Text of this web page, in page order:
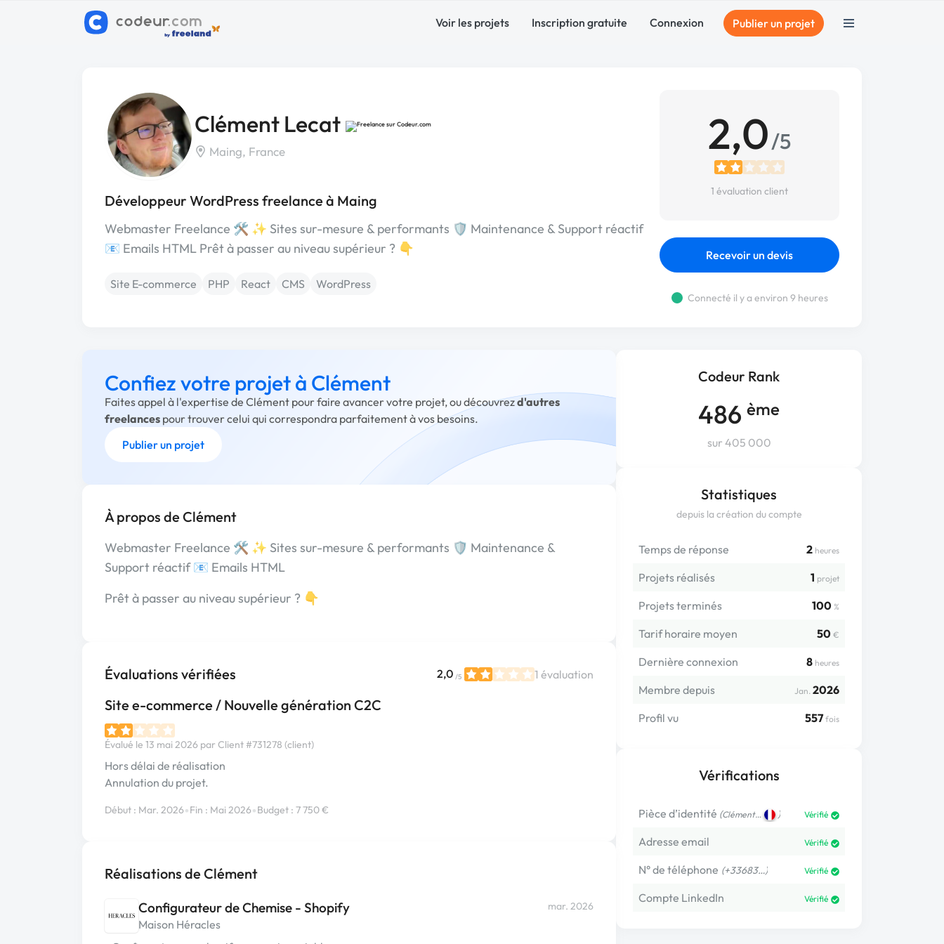
Voir les projets Inscription gratuite Connexion Publier un projet
Clément Lecat
Maing, France
Développeur WordPress freelance à Maing
Webmaster Freelance 🛠️ ✨ Sites sur-mesure & performants 🛡️ Maintenance & Support réactif
📧 Emails HTML Prêt à passer au niveau supérieur ? 👇
Site E-commerce PHP React CMS WordPress
2,0/5
1 évaluation client
Recevoir un devis
Connecté il y a environ 9 heures
Codeur Rank
486 ème
sur 405 000
Statistiques
depuis la création du compte
Temps de réponse 2 heures
Projets réalisés 1 projet
Projets terminés 100 %
Tarif horaire moyen 50 €
Dernière connexion 8 heures
Membre depuis Jan. 2026
Profil vu
557 fois
Vérifications
Pièce d’identité (Clément… ) Vérifié
Adresse email Vérifié
N° de téléphone (+33683…) Vérifié
Compte LinkedIn Vérifié
Confiez votre projet à Clément
Faites appel à l'expertise de Clément pour faire avancer votre projet, ou découvrezd'autres
freelances pour trouver celui qui correspondra parfaitement à vos besoins.
Publier un projet
À propos de Clément
Webmaster Freelance 🛠️ ✨ Sites sur-mesure & performants 🛡️ Maintenance &
Support réactif 📧 Emails HTML
Prêt à passer au niveau supérieur ? 👇
Évaluations vérifiées 2,0 /5 1 évaluation
Site e-commerce / Nouvelle génération C2C
Évalué le 13 mai 2026 par Client #731278 (client)
Hors délai de réalisation
Annulation du projet.
Début : Mar. 2026•Fin : Mai 2026•Budget : 7 750 €
Réalisations de Clément
Configurateur de Chemise - Shopify
Maison Héracles
mar. 2026